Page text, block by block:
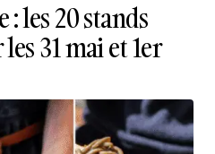
: les 20 stands
31 mai et 1er